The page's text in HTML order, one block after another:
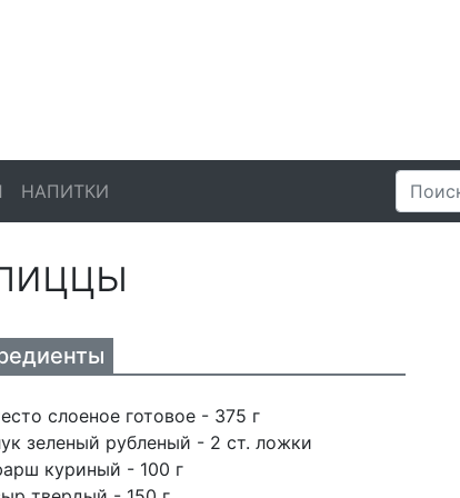
НАПИТКИ
слоеное готовое - 375 г
зеленый рубленый - 2 ст. ложки
куриный - 100 г